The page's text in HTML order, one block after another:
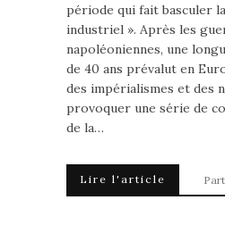
période qui fait basculer
industriel ». Après les
napoléoniennes, une
de 40 ans prévalut en
des impérialismes et des
provoquer une série de
de la…
Lire l'article